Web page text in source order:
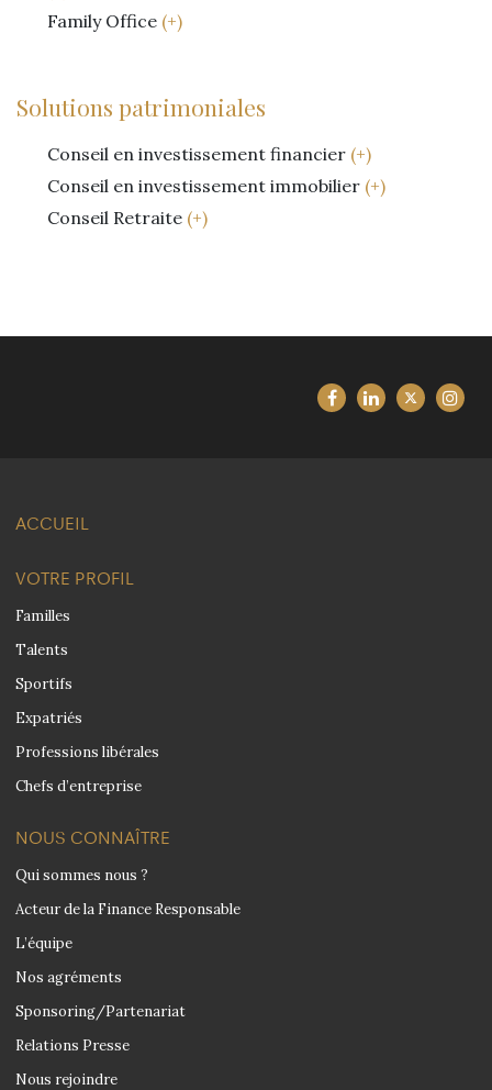
Family Office (+)
Solutions patrimoniales
Conseil en investissement financier (+)
Conseil en investissement immobilier (+)
Conseil Retraite (+)
ACCUEIL
VOTRE PROFIL
Familles
Talents
Sportifs
Expatriés
Professions libérales
Chefs d’entreprise
NOUS CONNAÎTRE
Qui sommes nous ?
Acteur de la Finance Responsable
L’équipe
Nos agréments
Sponsoring/Partenariat
Relations Presse
Nous rejoindre